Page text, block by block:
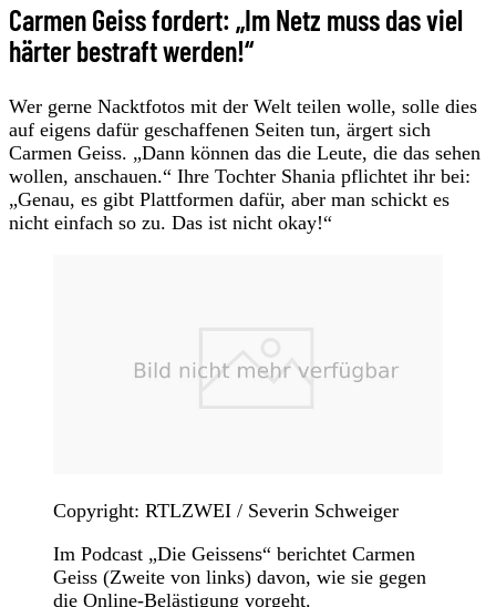
Carmen Geiss fordert: „Im Netz muss das viel
härter bestraft werden!“
Wer gerne Nacktfotos mit der Welt teilen wolle, solle dies
auf eigens dafür geschaffenen Seiten tun, ärgert sich
Carmen Geiss. „Dann können das die Leute, die das sehen
wollen, anschauen.“ Ihre Tochter Shania pflichtet ihr bei:
„Genau, es gibt Plattformen dafür, aber man schickt es
nicht einfach so zu. Das ist nicht okay!“
Copyright: RTLZWEI / Severin Schweiger
Im Podcast „Die Geissens“ berichtet Carmen
Geiss (Zweite von links) davon, wie sie gegen
die Online-Belästigung vorgeht.